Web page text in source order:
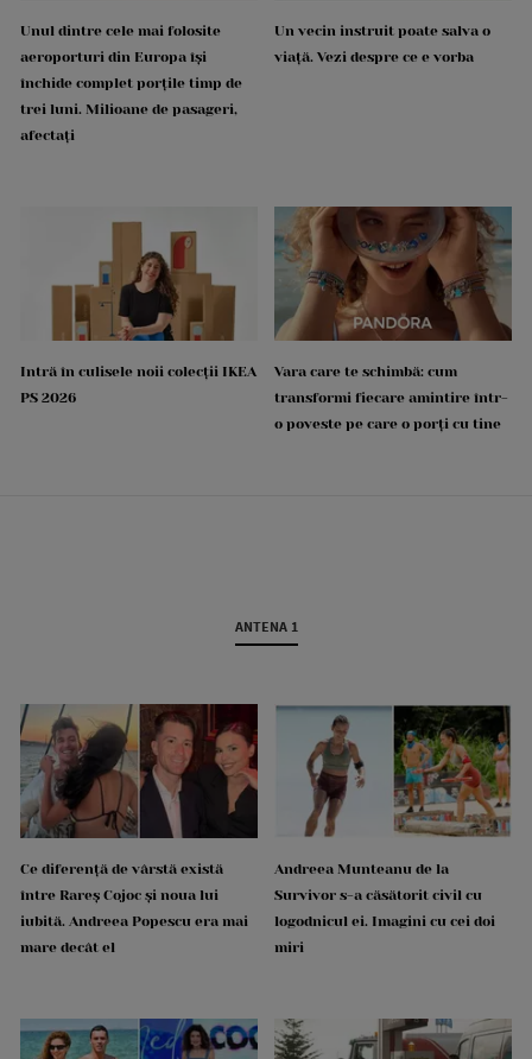
Unul dintre cele mai folosite
aeroporturi din Europa își
închide complet porțile timp de
trei luni. Milioane de pasageri,
afectați
Un vecin instruit poate salva o
viață. Vezi despre ce e vorba
Intră în culisele noii colecții IKEA
PS 2026
Vara care te schimbă: cum
transformi fiecare amintire într-
o poveste pe care o porți cu tine
ANTENA 1
Ce diferență de vârstă există
între Rareș Cojoc și noua lui
iubită. Andreea Popescu era mai
mare decât el
Andreea Munteanu de la
Survivor s-a căsătorit civil cu
logodnicul ei. Imagini cu cei doi
miri